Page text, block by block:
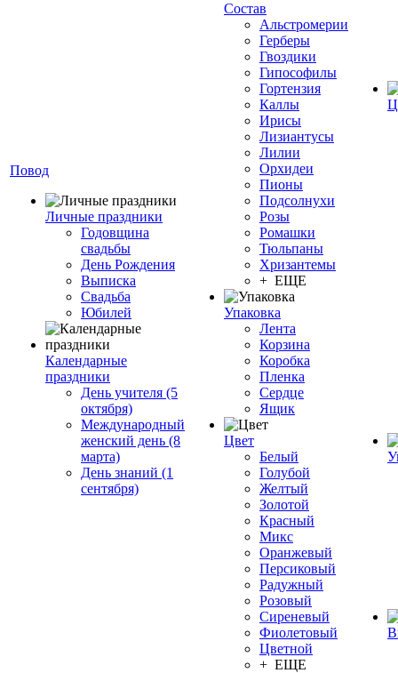
Повод
Личные праздники
Годовщина
свадьбы
День Рождения
Выписка
Свадьба
Юбилей
Календарные
праздники
День учителя (5
октября)
Международный
женский день (8
марта)
День знаний (1
сентября)
Состав
Альстромерии
Герберы
Гвоздики
Гипософилы
Гортензия
Каллы
Ирисы
Лизиантусы
Лилии
Орхидеи
Пионы
Подсолнухи
Розы
Ромашки
Тюльпаны
Хризантемы
+ ЕЩЕ
Упаковка
Лента
Корзина
Коробка
Пленка
Сердце
Ящик
Цвет
Белый
Голубой
Желтый
Золотой
Красный
Микс
Оранжевый
Персиковый
Радужный
Розовый
Сиреневый
Фиолетовый
Цветной
+ ЕЩЕ